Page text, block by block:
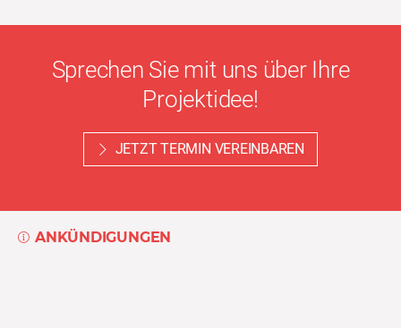
Sprechen Sie mit uns über Ihre
Projektidee!
JETZT TERMIN VEREINBAREN
ANKÜNDIGUNGEN